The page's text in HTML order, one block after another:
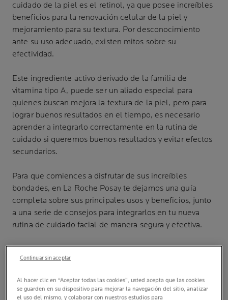
cuidado de la piel es el retinol, ya que posee increíbles
beneficios para la renovación celular de la piel y
mejoramiento para su textura. Por desconocimiento
ante su uso adecuado, existen mitos sobre su
efectividad.
Este ingrediente activo derivado de la familia de
vitamina tipo A, puede ser un aliado especial para
quienes buscan mejora la textura de la piel, pero para
lograr buenos resultados en el tiempo, es necesario
aprender a integrarlo correctamente en la rutina de
cuidado si queremos buenos resultados y evitar efectos
secundarios.
Para que comiences a disfrutar de sus increíbles
bondades, en La Roche Posay te dejamos una guía
completa sobre sus principales usos y beneficios, junto
a una serie de consejos para integrarlos en tu nueva
rutina de cuidado facial de manera segura y efectiva.
Al hacer clic en “Aceptar todas las cookies”, usted acepta que las cookies
se guarden en su dispositivo para mejorar la navegación del sitio, analizar
el uso del mismo, y colaborar con nuestros estudios para
Continuar sin aceptar